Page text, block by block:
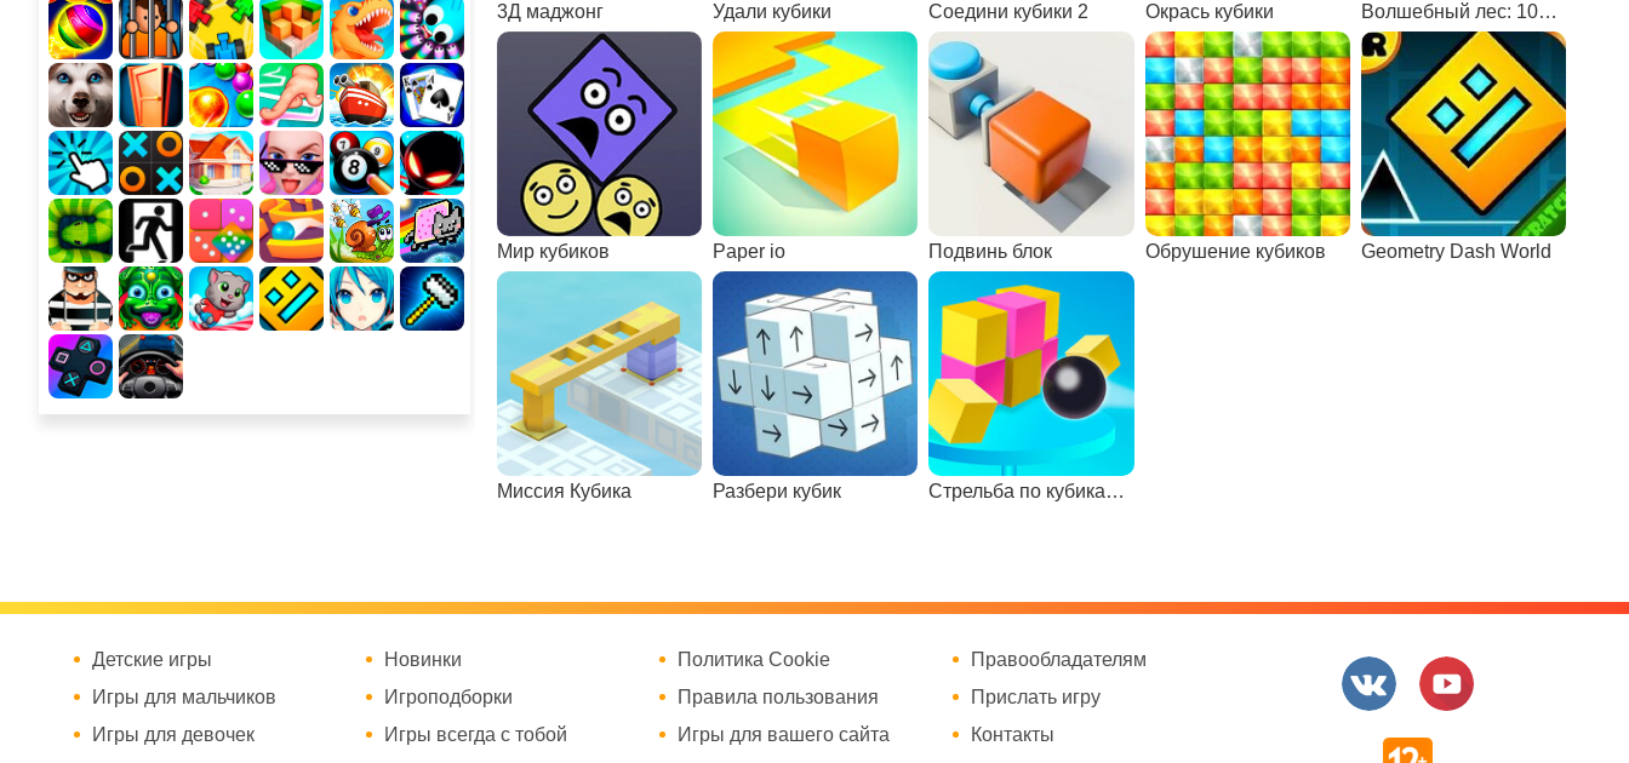
3Д маджонг Удали кубики Соедини кубики 2 Окрась кубики Волшебный лес: 10х10
Мир кубиков Paper io Подвинь блок Обрушение кубиков Geometry Dash World
Миссия Кубика Разбери кубик Стрельба по кубикам 3D
Детские игры
Игры для мальчиков
Игры для девочек
Новинки
Игроподборки
Игры всегда с тобой
Политика Cookie
Правила пользования
Игры для вашего сайта
Правообладателям
Прислать игру
Контакты